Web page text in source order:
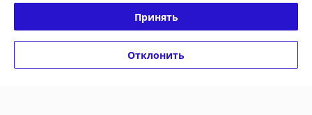
Принять
Отклонить